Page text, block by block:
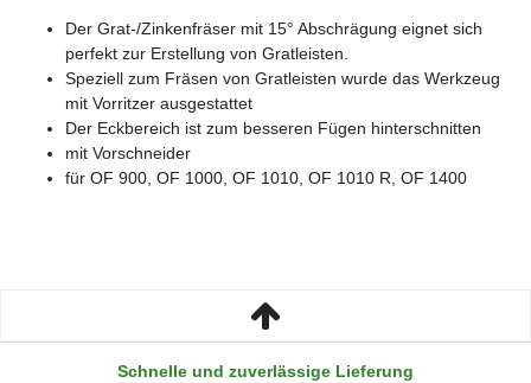
Der Grat-/Zinkenfräser mit 15° Abschrägung eignet sich
perfekt zur Erstellung von Gratleisten.
Speziell zum Fräsen von Gratleisten wurde das Werkzeug
mit Vorritzer ausgestattet
Der Eckbereich ist zum besseren Fügen hinterschnitten
mit Vorschneider
für OF 900, OF 1000, OF 1010, OF 1010 R, OF 1400
Schnelle und zuverlässige Lieferung